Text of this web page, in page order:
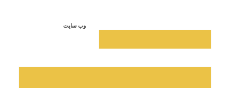
وب‌ سایت